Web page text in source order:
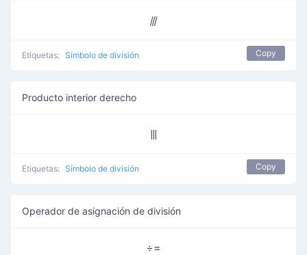
⫻
Etiquetas: Símbolo de división Copy
Producto interior derecho
⫼
Etiquetas: Símbolo de división Copy
Operador de asignación de división
÷=